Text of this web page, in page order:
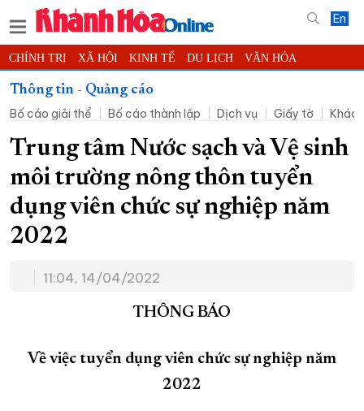
En
CHÍNH TRỊ XÃ HỘI KINH TẾ DU LỊCH VĂN HÓA
THỂ THAO ĐỜI SỐNG TIN ĐỊA PHƯƠNG
KHOA HỌC - CÔNG NGHỆ PHÁP LUẬT BẠN ĐỌC PHÓNG SỰ
THẾ GIỚI MULTIMEDIA VIDEO ĐỌC BÁO ONLINE
PODCAST THÔNG TIN - QUẢNG CÁO
QUY HOẠCH TỈNH KHÁNH HÒA
TRƯỜNG SA BIỂN ĐẢO QUÊ HƯƠNG
XÂY DỰNG NÔNG THÔN MỚI
KHOẢNH KHẮC ĐẸP XỨ TRẦM
XÂY DỰNG KHÁNH HÒA TRỞ THÀNH THÀNH PHỐ TRỰC THUỘC
Thông tin - Quảng cáo
Bố cáo giải thể
Bố cáo thành lập Dịch vụ Giấy tờ Khác
Trung tâm Nước sạch và Vệ sinh
môi trường nông thôn tuyển
dụng viên chức sự nghiệp năm
2022
11:04, 14/04/2022
THÔNG BÁO
Về việc tuyển dụng viên chức sự nghiệp năm
2022